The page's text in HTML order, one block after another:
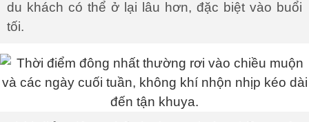
du khách có thể ở lại lâu hơn, đặc biệt vào buổi
tối.